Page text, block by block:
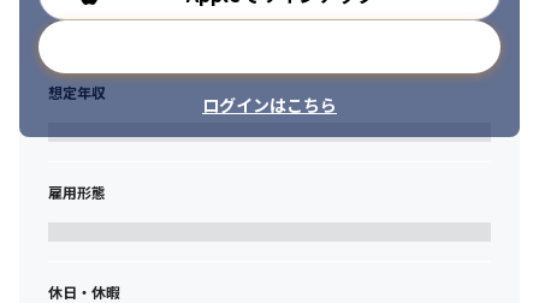
最終的にどの案件に参画するかを選ぶのも、エンジニア自身で
す！
案件参画後は
・定期的なランチミーティング
・週報でSOSが発信できる（※提出は完全任意）
などなど、丁寧なフォロー体制を敷いています。
仕事以外のことで思い悩むことなく、自分のスキルアップに専念
ログインはこちら
想定年収
雇用形態
休日・休暇